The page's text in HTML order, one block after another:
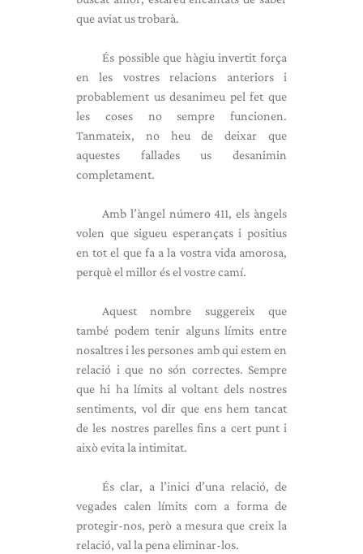
que aviat us trobarà.
És possible que hàgiu invertit força
en les vostres relacions anteriors i
probablement us desanimeu pel fet que
les coses no sempre funcionen.
Tanmateix, no heu de deixar que
aquestes fallades us desanimin
completament.
Amb l’àngel número 411, els àngels
volen que sigueu esperançats i positius
en tot el que fa a la vostra vida amorosa,
perquè el millor és el vostre camí.
Aquest nombre suggereix que
també podem tenir alguns límits entre
nosaltres i les persones amb qui estem en
relació i que no són correctes. Sempre
que hi ha límits al voltant dels nostres
sentiments, vol dir que ens hem tancat
de les nostres parelles fins a cert punt i
això evita la intimitat.
És clar, a l’inici d’una relació, de
vegades calen límits com a forma de
protegir-nos, però a mesura que creix la
relació, val la pena eliminar-los.